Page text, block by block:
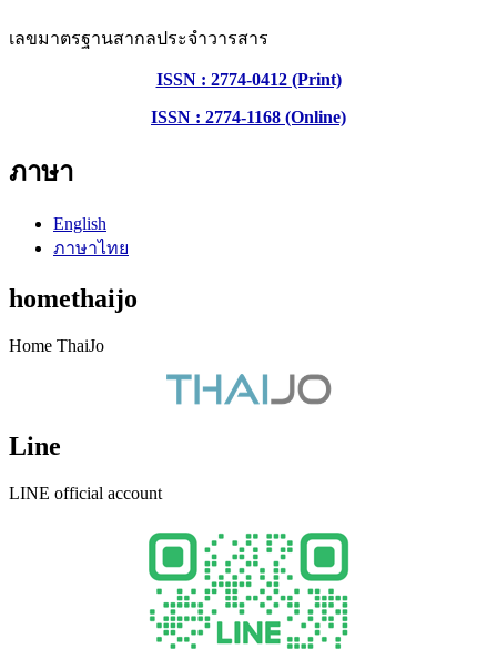
เลขมาตรฐานสากลประจำวารสาร
ISSN : 2774-0412 (Print)
ISSN : 2774-1168 (Online)
ภาษา
English
ภาษาไทย
homethaijo
Home ThaiJo
Line
LINE official account